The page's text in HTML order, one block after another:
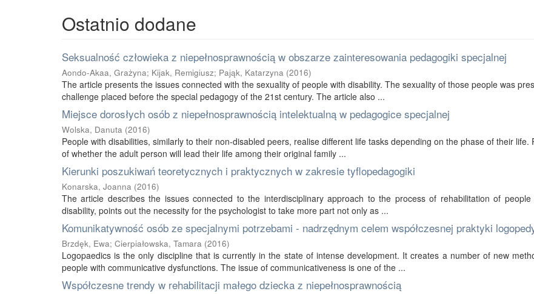
Ostatnio dodane
Seksualność człowieka z niepełnosprawnością w obszarze zainteresowania pedagogiki specjalnej
Aondo-Akaa, Grażyna; Kijak, Remigiusz; Pająk, Katarzyna (2016)
The article presents the issues connected with the sexuality of people with disability. The sexuality of those people was
challenge placed before the special pedagogy of the 21st century. The article also ...
Miejsce dorosłych osób z niepełnosprawnością intelektualną w pedagogice specjalnej
Wolska, Danuta (2016)
People with disabilities, similarly to their non-disabled peers, realise different life tasks depending on the phase of their life.
of whether the adult person will lead their life among their original family ...
Kierunki poszukiwań teoretycznych i praktycznych w zakresie tyflopedagogiki
Konarska, Joanna (2016)
The article describes the issues connected to the interdisciplinary approach to the process of rehabilitation of people
disability, points out the necessity for the psychologist to take more part not only as ...
Komunikatywność osób ze specjalnymi potrzebami - nadrzędnym celem współczesnej praktyki
Brzdęk, Ewa; Cierpiałowska, Tamara (2016)
Logopaedics is the only discipline that is currently in the state of intense development. It creates a number of new
people with communicative dysfunctions. The issue of communicativeness is one of the ...
Współczesne trendy w rehabilitacji małego dziecka z niepełnosprawnością